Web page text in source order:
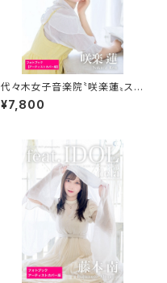
代々木女子音楽院〝咲楽蓮〟スペ
シャルフォトブック＆公式フォトブ
ック
¥7,800